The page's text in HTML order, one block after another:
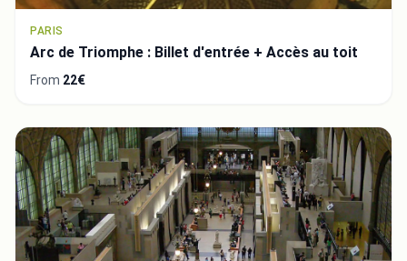
PARIS
Arc de Triomphe : Billet d'entrée + Accès au toit
From 22€